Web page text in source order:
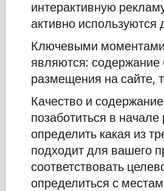
интерактивную
активно используются
Ключевыми моментами
являются: содержание
размещения на сайте,
Качество и
позаботиться в
определить какая из
подходит для вашего
соответствовать
определиться с